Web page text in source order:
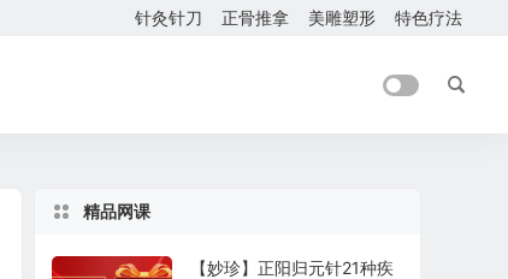
针灸针刀 正骨推拿 美雕塑形 特色疗法
精品网课
【妙珍】正阳归元针21种疾